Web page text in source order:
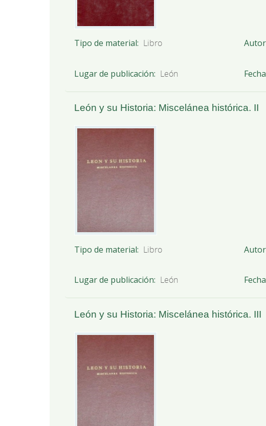
Tipo de material Libro Autor
Lugar de publicación
León
León y su Historia: Miscelánea histórica. II
Tipo de material Libro Autor
Lugar de publicación
León
León y su Historia: Miscelánea histórica. III